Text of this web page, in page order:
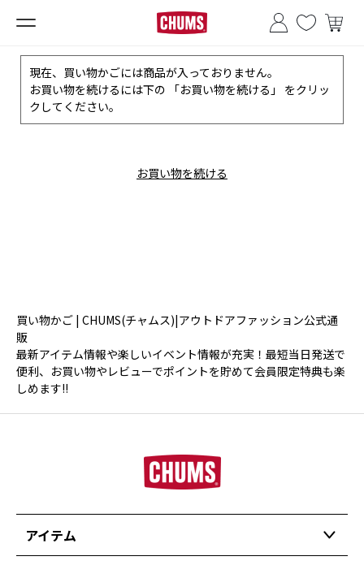
■夏季休業のお知らせ■
現在、買い物かごには商品が入っておりません。
お買い物を続けるには下の 「お買い物を続ける」 をクリッ
クしてください。
お買い物を続ける
買い物かご | CHUMS(チャムス)|アウトドアファッション公式通
販
最新アイテム情報や楽しいイベント情報が充実！最短当日発送で
便利、お買い物やレビューでポイントを貯めて会員限定特典も楽
しめます!!
アイテム